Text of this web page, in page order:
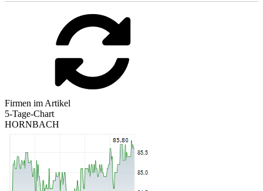
Firmen im Artikel
5-Tage-Chart
HORNBACH